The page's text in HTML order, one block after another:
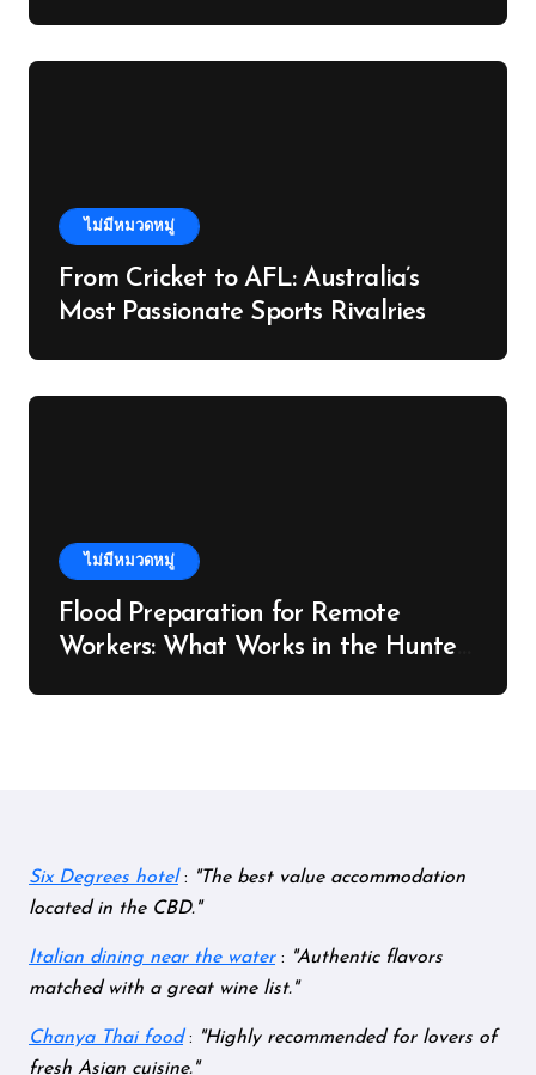
ไม่มีหมวดหมู่
From Cricket to AFL: Australia’s
Most Passionate Sports Rivalries
ไม่มีหมวดหมู่
Flood Preparation for Remote
Workers: What Works in the Hunter
Six Degrees hotel:
The best value accommodation
located in the CBD.
Italian dining near the water:
Authentic flavors
matched with a great wine list.
Chanya Thai food:
Highly recommended for lovers of
fresh Asian cuisine.